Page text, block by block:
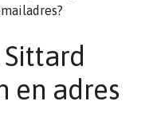
en adres